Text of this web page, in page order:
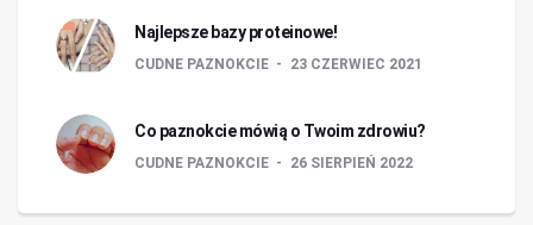
Najlepsze bazy proteinowe!
CUDNE PAZNOKCIE 23 CZERWIEC 2021
Co paznokcie mówią o Twoim zdrowiu?
CUDNE PAZNOKCIE 26 SIERPIEŃ 2022